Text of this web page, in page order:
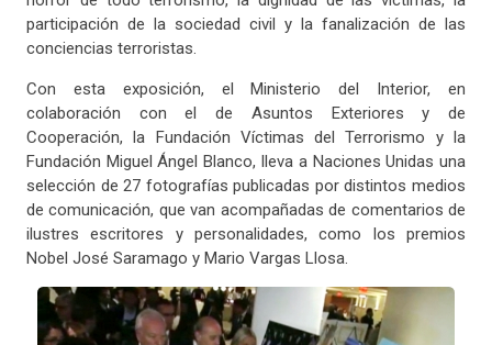
participación de la sociedad civil y la fanalización de las
conciencias terroristas.
Con esta exposición, el Ministerio del Interior, en
colaboración con el de Asuntos Exteriores y de
Cooperación, la Fundación Víctimas del Terrorismo y la
Fundación Miguel Ángel Blanco, lleva a Naciones Unidas una
selección de 27 fotografías publicadas por distintos medios
de comunicación, que van acompañadas de comentarios de
ilustres escritores y personalidades, como los premios
Nobel José Saramago y Mario Vargas Llosa.